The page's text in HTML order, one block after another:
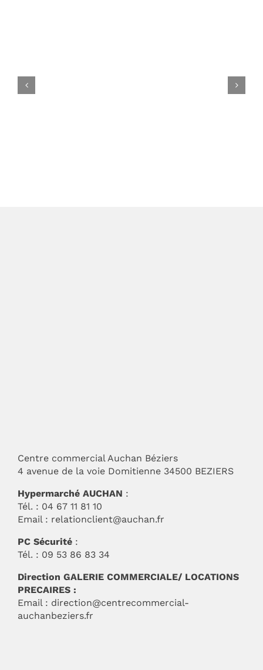
Centre commercial Auchan Béziers
4 avenue de la voie Domitienne 34500 BEZIERS
Hypermarché AUCHAN :
Tél. : 04 67 11 81 10
Email : relationclient@auchan.fr
PC Sécurité :
Tél. : 09 53 86 83 34
Direction GALERIE COMMERCIALE/ LOCATIONS
PRECAIRES :
Email : direction@centrecommercial-
auchanbeziers.fr